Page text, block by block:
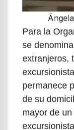
Para la
se
extranjeros,
permanece
de su
mayor de